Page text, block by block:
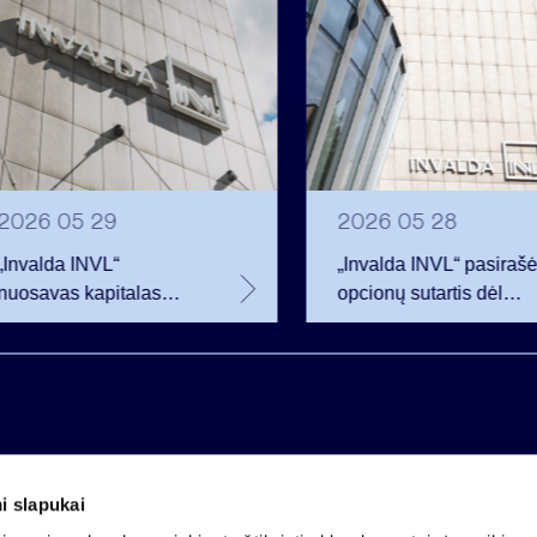
slapukai
05 29
INVL“
kapitalas
ketvirčio
siekė 256,3
2026 05 28
„Invalda INVL“ pasirašė
opcionų sutartis dėl
beveik 68 tūkst.
bendrovės akcijų
Įmonės kodas 121304349